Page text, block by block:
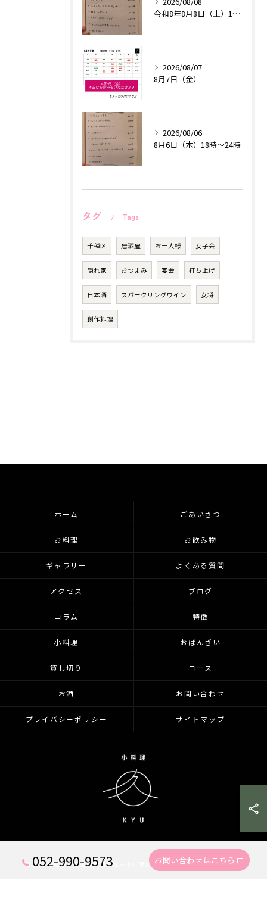
令和8年8月8日（土）18時〜24時
2026/08/07
8月7日（金）
2026/08/06
8月6日（木）18時〜24時
タグ Tags
千種区 居酒屋 お一人様 女子会
隠れ家 おつまみ 宴会 打ち上げ
日本酒 スパークリングワイン 女将
創作料理
052-990-9573 お問い合わせはこちら
ホーム ごあいさつ
お料理 お飲み物
ギャラリー よくある質問
アクセス ブログ
コラム 特徴
小料理 おばんざい
貸し切り コース
お酒 お問い合わせ
プライバシーポリシー サイトマップ
© 2026 愛知県千種区の居酒屋なら小料理久 KYU ALL RIGHTS RESERVED.